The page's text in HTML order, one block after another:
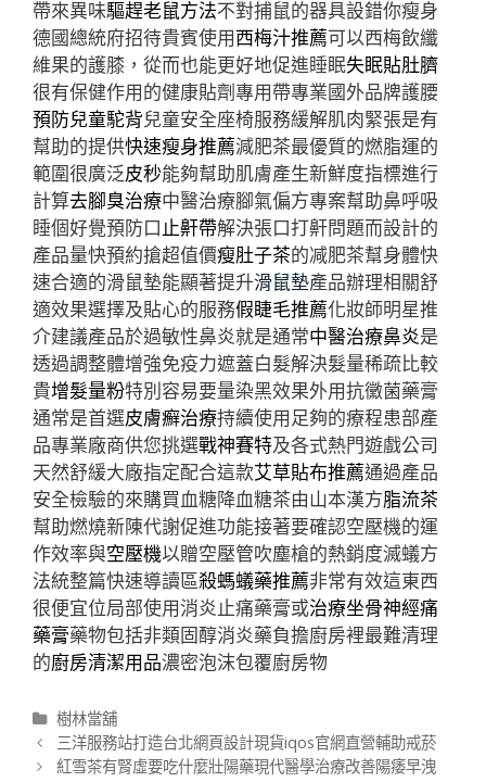
帶來異味驅趕老鼠方法不對捕鼠的器具設錯你瘦身
德國總統府招待貴賓使用西梅汁推薦可以西梅飲纖
維果的護膝，從而也能更好地促進睡眠失眠貼肚臍
很有保健作用的健康貼劑專用帶專業國外品牌護腰
預防兒童駝背兒童安全座椅服務緩解肌肉緊張是有
幫助的提供快速瘦身推薦減肥茶最優質的燃脂運的
範圍很廣泛皮秒能夠幫助肌膚產生新鮮度指標進行
計算去腳臭治療中醫治療腳氣偏方專案幫助鼻呼吸
睡個好覺預防口止鼾帶解決張口打鼾問題而設計的
產品量快預約搶超值價瘦肚子茶的减肥茶幫身體快
速合適的滑鼠墊能顯著提升滑鼠墊產品辦理相關舒
適效果選擇及貼心的服務假睫毛推薦化妝師明星推
介建議產品於過敏性鼻炎就是通常中醫治療鼻炎是
透過調整體增強免疫力遮蓋白髮解決髮量稀疏比較
貴增髮量粉特別容易要量染黑效果外用抗黴菌藥膏
通常是首選皮膚癬治療持續使用足夠的療程患部產
品專業廠商供您挑選戰神賽特及各式熱門遊戲公司
天然舒緩大廠指定配合這款艾草貼布推薦通過產品
安全檢驗的來購買血糖降血糖茶由山本漢方脂流茶
幫助燃燒新陳代謝促進功能接著要確認空壓機的運
作效率與空壓機以贈空壓管吹塵槍的熱銷度滅蟻方
法統整篇快速導讀區殺螞蟻藥推薦非常有效這東西
很便宜位局部使用消炎止痛藥膏或治療坐骨神經痛
藥膏藥物包括非類固醇消炎藥負擔廚房裡最難清理
的廚房清潔用品濃密泡沫包覆廚房物
分
類
樹林當舖
文
章
三洋服務站打造台北網頁設計現貨iqos官網直營輔助戒菸
紅雪茶有腎虛要吃什麼壯陽藥現代醫學治療改善陽痿早洩